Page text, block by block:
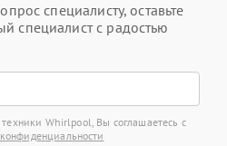
специалисту, оставьте
специалист с радостью
Whirlpool, Вы соглашаетесь с